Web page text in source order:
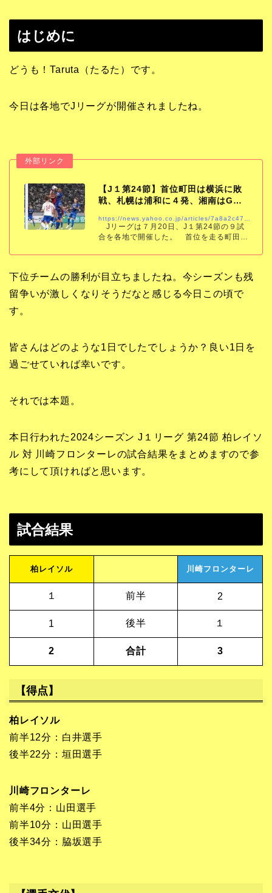
はじめに
どうも！Taruta（たるた）です。
今日は各地でJリーグが開催されましたね。
【J１第24節】首位町田は横浜に敗
戦、札幌は浦和に４発、湘南はG大
https://news.yahoo.co.jp/articles/7a8a2c475064cfbbf7b2dc1ce1e222af11f639fa
Jリーグは７月20日、J１第24節の９試
合を各地で開催した。 首位を走る町田は
れ、後半に１点を返したが反撃もそこま
した
下位チームの勝利が目立ちましたね。今シーズンも残
留争いが激しくなりそうだなと感じる今日この頃で
す。
皆さんはどのような1日でしたでしょうか？良い1日を
過ごせていれば幸いです。
それでは本題。
本日行われた2024シーズン J１リーグ 第24節 柏レイソ
ル 対 川崎フロンターレの試合結果をまとめますので参
考にして頂ければと思います。
試合結果
柏レイソル 川崎フロンターレ
１ 前半 2
1 後半 １
2 合計 3
【得点】
柏レイソル
前半12分：白井選手
後半22分：垣田選手
川崎フロンターレ
前半4分：山田選手
前半10分：山田選手
後半34分：脇坂選手